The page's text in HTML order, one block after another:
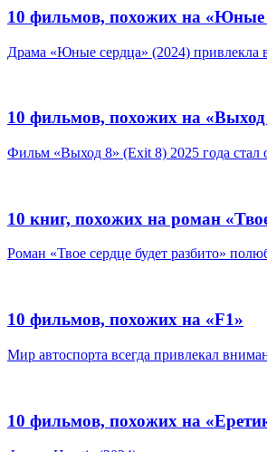
10 фильмов, похожих на «Юные
Драма «Юные сердца» (2024) привлекла
10 фильмов, похожих на «Выход
Фильм «Выход 8» (Exit 8) 2025 года стал
10 книг, похожих на роман
Роман «Твое сердце будет разбито»
10 фильмов, похожих на «F1»
Мир автоспорта всегда привлекал
10 фильмов, похожих на